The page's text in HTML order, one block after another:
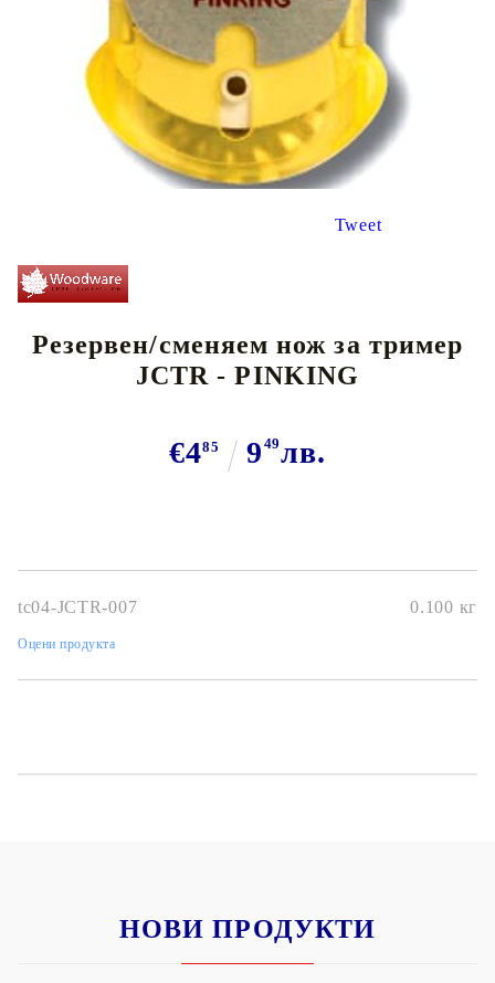
Tweet
Резервен/сменяем нож за тример
JCTR - PINKING
€485 9 49лв.
tc04-JCTR-007 0.100 кг
Оцени продукта
НОВИ ПРОДУКТИ